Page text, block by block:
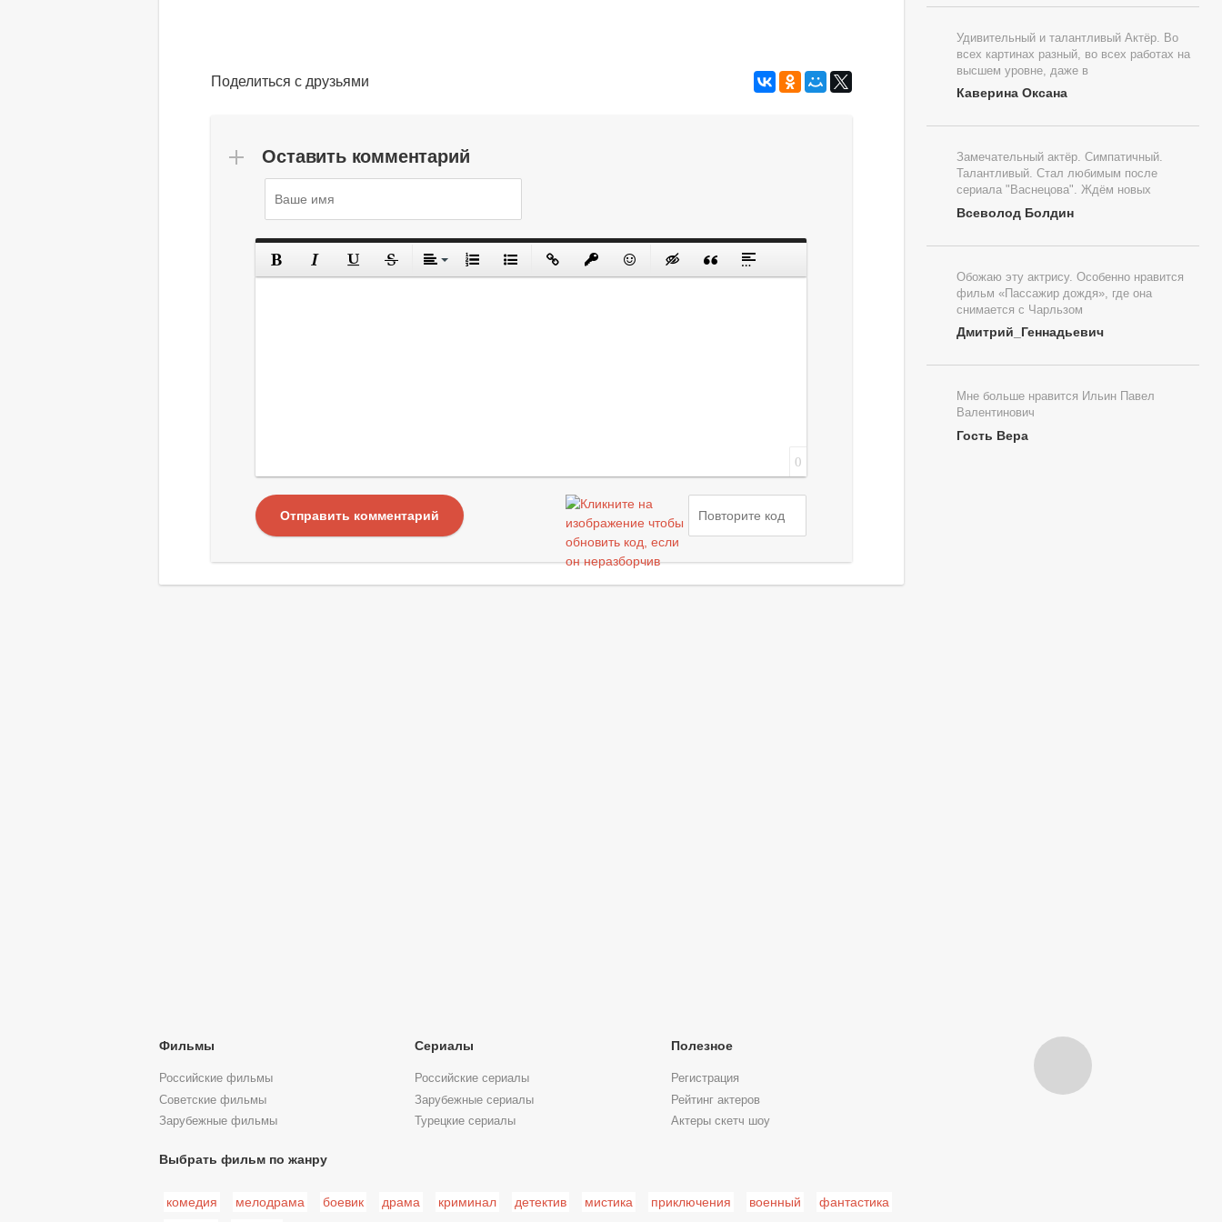
Поделиться с друзьями
Оставить комментарий
0
Отправить комментарий
Удивительный и талантливый Актёр. Во
всех картинах разный, во всех работах на
высшем уровне, даже в
Каверина Оксана
Замечательный актёр. Симпатичный.
Талантливый. Стал любимым после
сериала "Васнецова". Ждём новых
Всеволод Болдин
Обожаю эту актрису. Особенно нравится
фильм «Пассажир дождя», где она
снимается с Чарльзом
Дмитрий_Геннадьевич
Мне больше нравится Ильин Павел
Валентинович
Гость Вера
Фильмы
Российские фильмы
Советские фильмы
Зарубежные фильмы
Сериалы
Российские сериалы
Зарубежные сериалы
Турецкие сериалы
Полезное
Регистрация
Рейтинг актеров
Актеры скетч шоу
Выбрать фильм по жанру
комедия мелодрама боевик драма криминал детектив мистика приключения военный фантастика